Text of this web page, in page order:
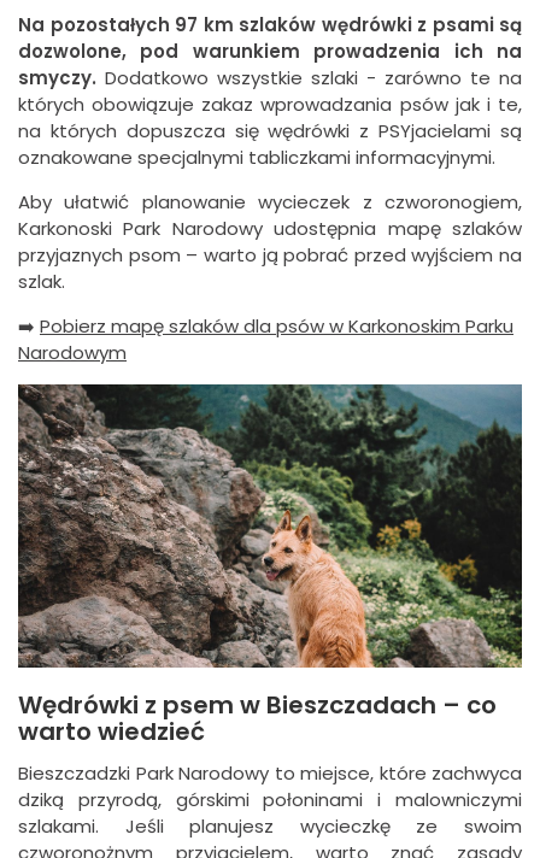
Na pozostałych 97 km szlaków wędrówki z psami są
dozwolone, pod warunkiem prowadzenia ich na
smyczy. Dodatkowo wszystkie szlaki - zarówno te na
których obowiązuje zakaz wprowadzania psów jak i te,
na których dopuszcza się wędrówki z PSYjacielami są
oznakowane specjalnymi tabliczkami informacyjnymi.
Aby ułatwić planowanie wycieczek z czworonogiem,
Karkonoski Park Narodowy udostępnia mapę szlaków
przyjaznych psom – warto ją pobrać przed wyjściem na
szlak.
➡️ Pobierz mapę szlaków dla psów w Karkonoskim Parku
Narodowym
Wędrówki z psem w Bieszczadach – co
warto wiedzieć
Bieszczadzki Park Narodowy to miejsce, które zachwyca
dziką przyrodą, górskimi połoninami i malowniczymi
szlakami. Jeśli planujesz wycieczkę ze swoim
czworonożnym przyjacielem, warto znać zasady